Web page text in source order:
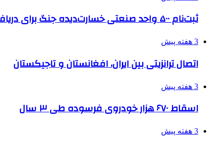
ثبت‌نام ۵۰۰ واحد صنعتی خسارت‌دیده جنگ برای دریافت تسهیلات
3 هفته پیش
اتصال ترانزیتی بین ایران، افغانستان و تاجیکستان
3 هفته پیش
اسقاط ۶۷۰ هزار خودروی فرسوده طی ۳ سال
3 هفته پیش